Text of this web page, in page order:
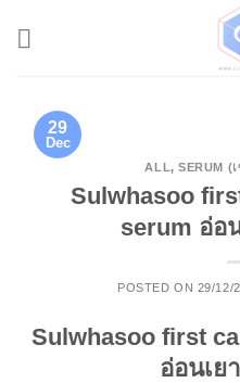
29
Dec
ALL,SERUM (
Sulwhasoo
serum อ่อ
POSTED ON 29/12/
Sulwhasoo first
อ่อนเย